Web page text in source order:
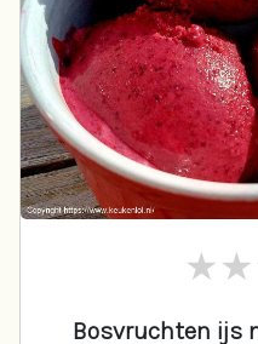
Bosvruchten ijs